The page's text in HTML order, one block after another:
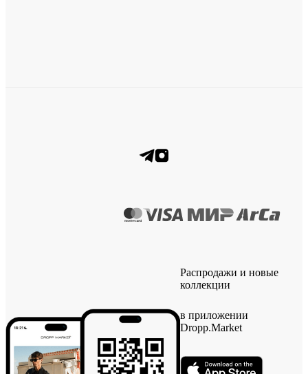
Распродажи и новые
коллекции
в приложении
Dropp.Market